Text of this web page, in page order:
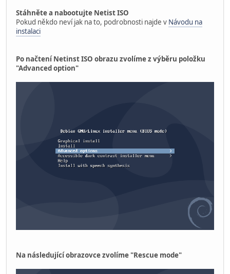
Stáhněte a nabootujte Netist ISO
Pokud někdo neví jak na to, podrobnosti najde v Návodu na
instalaci
Po načtení Netinst ISO obrazu zvolíme z výběru položku
"Advanced option"
Na následující obrazovce zvolíme "Rescue mode"